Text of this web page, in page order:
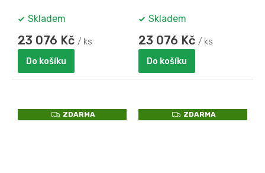
Skladem
23 076 Kč / ks
Do košíku
Skladem
23 076 Kč / ks
Do košíku
Z
D
ZDARMA
Z
D
ZDARMA